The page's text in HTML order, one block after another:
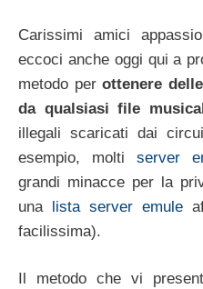
Carissimi amici
eccoci anche oggi qui a
metodo per ottenere
da qualsiasi file
illegali scaricati dai
esempio, molti server
grandi minacce per la
una lista server emule
facilissima).
Il metodo che vi